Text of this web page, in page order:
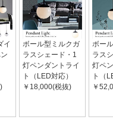
イ
ボール型ミルクガ
ラスシェード・1
灯ペンダントライ
ト（LED対応）
￥18,000(税抜)
ボー
ラス
灯ペ
ト（
￥